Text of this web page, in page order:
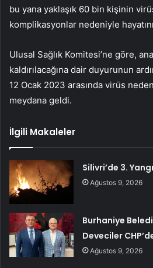
bu yana yaklaşık 60 bin kişinin
komplikasyonlar nedeniyle
Ulusal Sağlık Komitesi’ne göre,
kaldırılacağına dair duyurunun
12 Ocak 2023 arasında virüs
meydana geldi.
İlgili Makaleler
Silivri’de 3.
Ağustos 9, 2026
Burhaniye
Deveciler
Ağustos 9, 2026